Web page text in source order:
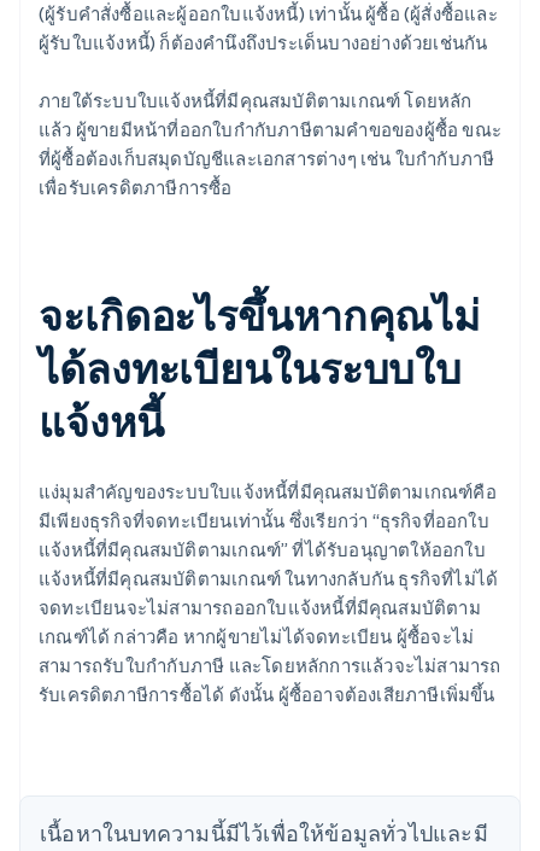
(ผู้รับคำสั่งซื้อและผู้ออกใบแจ้งหนี้) เท่านั้น ผู้ซื้อ (ผู้สั่งซื้อและ
ผู้รับใบแจ้งหนี้) ก็ต้องคำนึงถึงประเด็นบางอย่างด้วยเช่นกัน
ภายใต้ระบบใบแจ้งหนี้ที่มีคุณสมบัติตามเกณฑ์ โดยหลัก
แล้ว ผู้ขายมีหน้าที่ออกใบกำกับภาษีตามคำขอของผู้ซื้อ ขณะ
ที่ผู้ซื้อต้องเก็บสมุดบัญชีและเอกสารต่างๆ เช่น ใบกำกับภาษี
เพื่อรับเครดิตภาษีการซื้อ
จะเกิดอะไรขึ้นหากคุณไม่
ได้ลงทะเบียนในระบบใบ
แจ้งหนี้
แง่มุมสําคัญของระบบใบแจ้งหนี้ที่มีคุณสมบัติตามเกณฑ์คือ
มีเพียงธุรกิจที่จดทะเบียนเท่านั้น ซึ่งเรียกว่า “ธุรกิจที่ออกใบ
แจ้งหนี้ที่มีคุณสมบัติตามเกณฑ์” ที่ได้รับอนุญาตให้ออกใบ
แจ้งหนี้ที่มีคุณสมบัติตามเกณฑ์ ในทางกลับกัน ธุรกิจที่ไม่ได้
จดทะเบียนจะไม่สามารถออกใบแจ้งหนี้ที่มีคุณสมบัติตาม
เกณฑ์ได้ กล่าวคือ หากผู้ขายไม่ได้จดทะเบียน ผู้ซื้อจะไม่
สามารถรับใบกํากับภาษี และโดยหลักการแล้วจะไม่สามารถ
รับเครดิตภาษีการซื้อได้ ดังนั้น ผู้ซื้ออาจต้องเสียภาษีเพิ่มขึ้น
เนื้อหาในบทความนี้มีไว้เพื่อให้ข้อมูลทั่วไปและมี
กรีซ
English
เขตบริหารพิเศษฮ่องกง ประเทศจีน
English简体中文
แคนาดา
EnglishFrançais
ไซปรัส